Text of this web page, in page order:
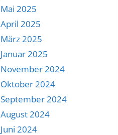
Mai 2025
April 2025
März 2025
Januar 2025
November 2024
Oktober 2024
September 2024
August 2024
Juni 2024